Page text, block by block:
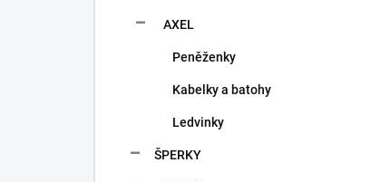
AXEL
Peněženky
Kabelky a batohy
Ledvinky
ŠPERKY